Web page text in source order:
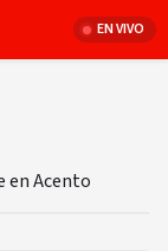
EN VIVO
en Acento